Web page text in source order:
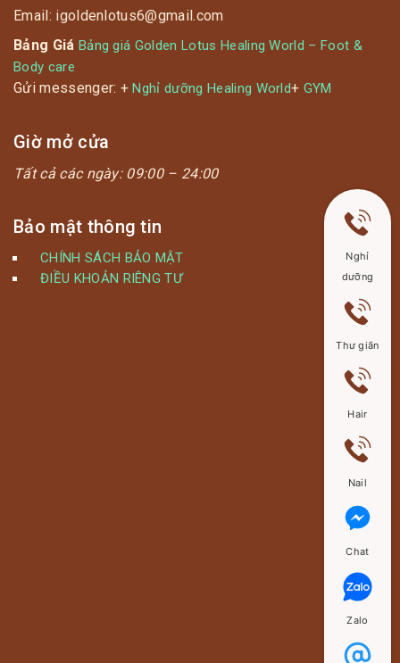
Email: igoldenlotus6@gmail.com
Bảng Giá Bảng giá Golden Lotus Healing World – Foot &
Body care
Gửi messenger: +Nghỉ dưỡng Healing World+ GYM
Giờ mở cửa
Tất cả các ngày: 09:00 – 24:00
Bảo mật thông tin
CHÍNH SÁCH BẢO MẬT
ĐIỀU KHOẢN RIÊNG TƯ
Nghỉ
dưỡng
Thư giãn
Hair
Nail
Chat
Zalo